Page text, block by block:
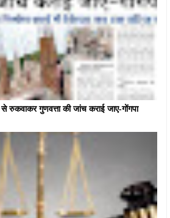
से रुकवाकर गुणवत्ता की जांच कराई जाए-गोंगपा